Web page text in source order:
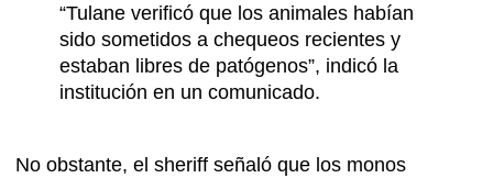
“Tulane verificó que los animales habían
sido sometidos a chequeos recientes y
estaban libres de patógenos”, indicó la
institución en un comunicado.
No obstante, el sheriff señaló que los monos